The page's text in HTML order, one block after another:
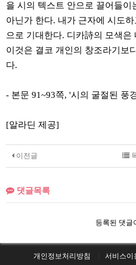
을 시의 텍스트 안으로 끌어들
아닌가 한다. 내가 근자에 시도
으로 기대한다. 디카詩의 모색
이것은 결코 개인의 창조라기보
다.
- 본문 91~93쪽, '시의 굴절된 풍
[알라딘 제공]
이전글
댓글목록
등록된 댓글
개인정보처리방침 서비스이